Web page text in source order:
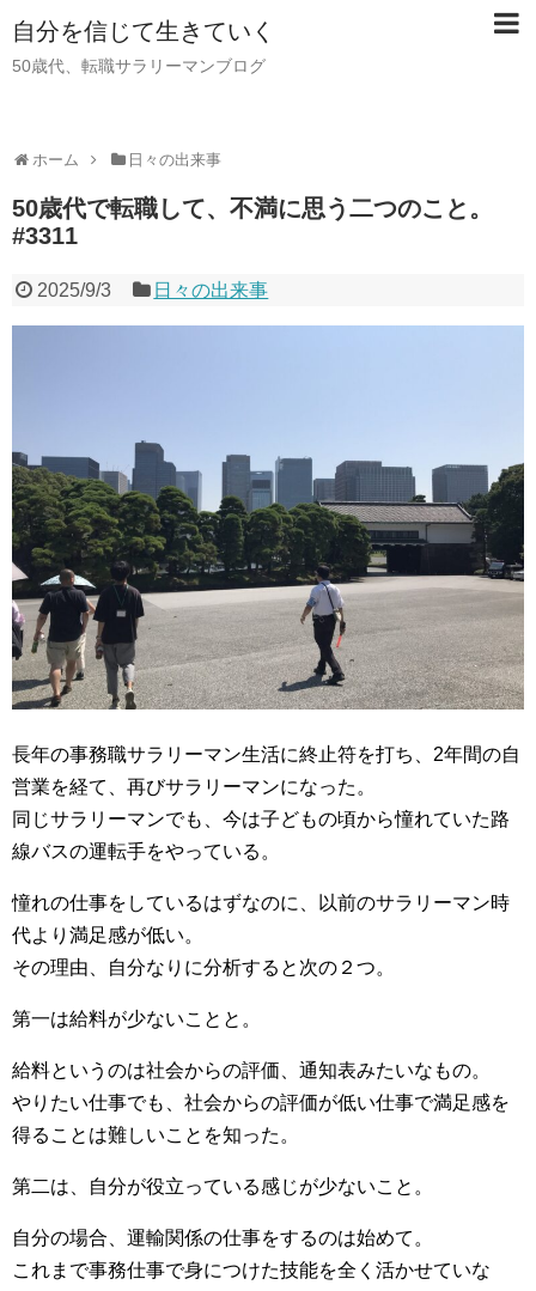
自分を信じて生きていく
50歳代、転職サラリーマンブログ
ホーム 日々の出来事
50歳代で転職して、不満に思う二つのこと。
#3311
2025/9/3 日々の出来事
長年の事務職サラリーマン生活に終止符を打ち、2年間の自
営業を経て、再びサラリーマンになった。
同じサラリーマンでも、今は子どもの頃から憧れていた路
線バスの運転手をやっている。
憧れの仕事をしているはずなのに、以前のサラリーマン時
代より満足感が低い。
その理由、自分なりに分析すると次の２つ。
第一は給料が少ないことと。
給料というのは社会からの評価、通知表みたいなもの。
やりたい仕事でも、社会からの評価が低い仕事で満足感を
得ることは難しいことを知った。
第二は、自分が役立っている感じが少ないこと。
自分の場合、運輸関係の仕事をするのは始めて。
これまで事務仕事で身につけた技能を全く活かせていな